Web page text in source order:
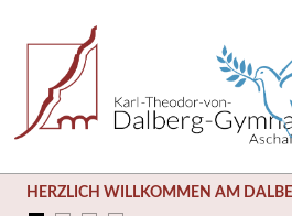
HERZLICH WILLKOMMEN AM